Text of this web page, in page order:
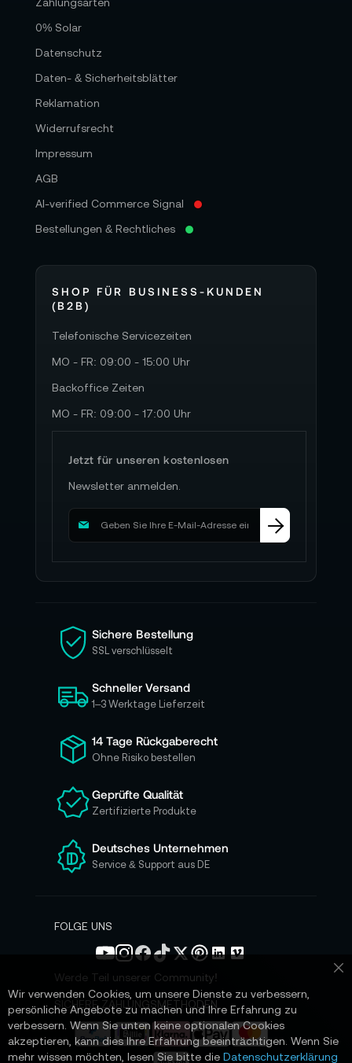
0% Solar
Datenschutz
Daten- & Sicherheitsblätter
Reklamation
Widerrufsrecht
Impressum
AGB
AI-verified Commerce Signal
Bestellungen & Rechtliches
SHOP FÜR BUSINESS-KUNDEN
(B2B)
Telefonische Servicezeiten
MO - FR: 09:00 - 15:00 Uhr
Backoffice Zeiten
MO - FR: 09:00 - 17:00 Uhr
Jetzt für unseren kostenlosen
Newsletter anmelden.
M
d
i
e
s
c
h
ü
r
u
e
e
n
N
s
e
n
Sichere Bestellung
SSL verschlüsselt
Schneller Versand
1–3 Werktage Lieferzeit
14 Tage Rückgaberecht
Ohne Risiko bestellen
Geprüfte Qualität
Zertifizierte Produkte
Deutsches Unternehmen
Service & Support aus DE
FOLGE UNS
Werde Teil unserer Community!
SICHERE ZAHLUNGSMETHODEN
Wir verwenden Cookies, um unsere Dienste zu verbessern,
persönliche Angebote zu machen und Ihre Erfahrung zu
verbessern. Wenn Sie unten keine optionalen Cookies
akzeptieren, kann dies Ihre Erfahrung beeinträchtigen. Wenn Sie
mehr wissen möchten, lesen Sie bitte die Datenschutzerklärung